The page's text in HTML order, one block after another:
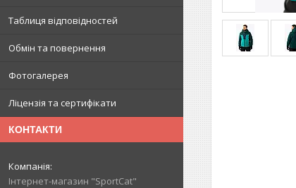
Таблиця відповідностей
Обмін та повернення
Фотогалерея
Ліцензія та сертифікати
КОНТАКТИ
Інтернет-магазин "SportCat"